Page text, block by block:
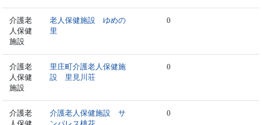
介護老
人保健
施設
老人保健施設 ゆめの
里
0
介護老
人保健
施設
里庄町介護老人保健施
設 里見川荘
0
介護老
介護老人保健施設 サ
0